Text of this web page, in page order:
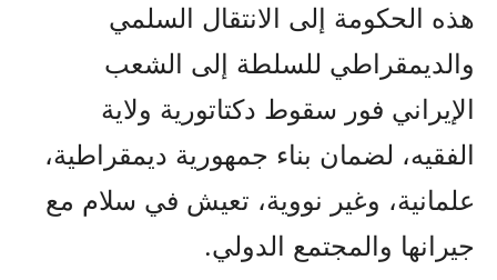
هذه الحكومة إلى الانتقال السلمي
والديمقراطي للسلطة إلى الشعب
الإيراني فور سقوط دكتاتورية ولاية
الفقيه، لضمان بناء جمهورية ديمقراطية،
علمانية، وغير نووية، تعيش في سلام مع
جيرانها والمجتمع الدولي.